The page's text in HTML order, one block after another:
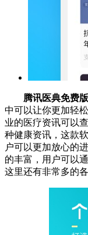
腾讯医典免费版
中可以让你更加轻
业的医疗资讯可以
种健康资讯，这款
户可以更加放心的
的丰富，用户可以
这里还有非常多的